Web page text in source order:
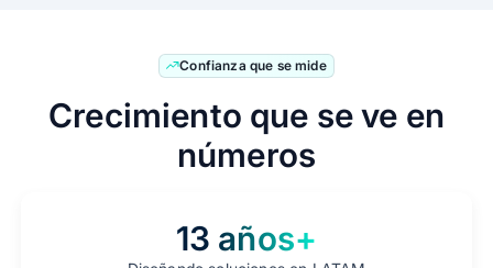
Confianza que se mide
Crecimiento que se ve en
números
13 años+